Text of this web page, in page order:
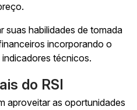
suas habilidades de tomada
incorporando o
técnicos.
do RSI
aproveitar as oportunidades